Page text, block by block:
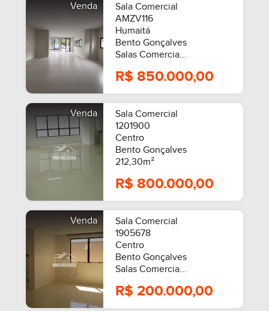
Venda
Sala Comercial
AMZV116
Humaitá
Bento Gonçalves
Salas Comercia...
R$ 850.000,00
Venda
Sala Comercial
1201900
Centro
Bento Gonçalves
212,30m²
R$ 800.000,00
Venda
Sala Comercial
1905678
Centro
Bento Gonçalves
Salas Comercia...
R$ 200.000,00